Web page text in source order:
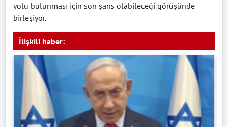
yolu bulunması için son şans olabileceği görüşünde
birleşiyor.
İlişkili haber: